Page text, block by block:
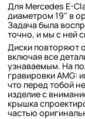
Для Mercedes E-
диаметром 19" в
Задача была
точно, и мы с ней
Диски повторяют
включая все
узнаваемым. На
гравировки AMG:
что перед тобой
изделие с
крышка
частью